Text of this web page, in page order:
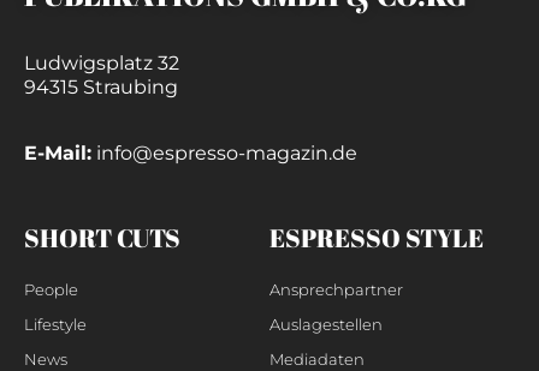
Ludwigsplatz 32
94315 Straubing
E-Mail: info@espresso-magazin.de
SHORT CUTS
People
Lifestyle
News
ESPRESSO STYLE
Ansprechpartner
Auslagestellen
Mediadaten